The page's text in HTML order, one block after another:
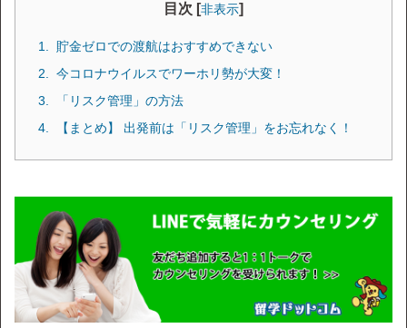
目次 [非表示]
貯金ゼロでの渡航はおすすめできない
今コロナウイルスでワーホリ勢が大変！
「リスク管理」の方法
【まとめ】 出発前は「リスク管理」をお忘れなく！